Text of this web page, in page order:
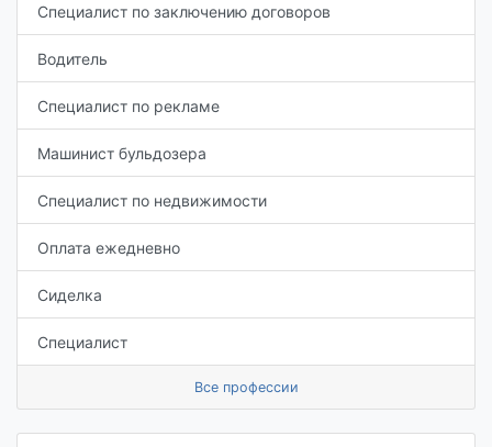
Специалист по заключению договоров
Водитель
Специалист по рекламе
Машинист бульдозера
Специалист по недвижимости
Оплата ежедневно
Сиделка
Специалист
Все профессии